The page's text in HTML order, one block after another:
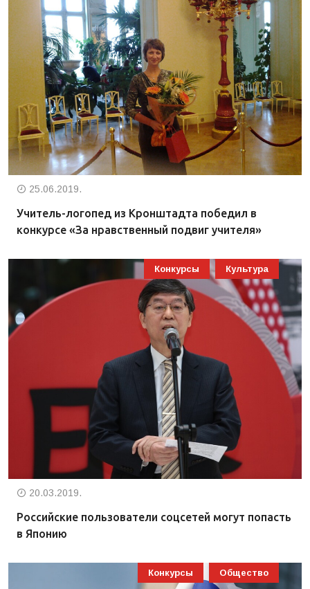
25.06.2019.
Учитель-логопед из Кронштадта победил в
конкурсе «За нравственный подвиг учителя»
Конкурсы Культура
20.03.2019.
Российские пользователи соцсетей могут попасть
в Японию
Конкурсы Общество